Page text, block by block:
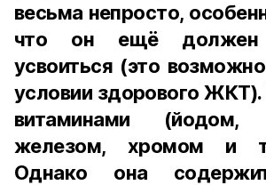
весьма непросто,
что он ещё должен
усвоиться (это
условии здорового ЖКТ).
витаминами (йодом,
железом, хромом и
Однако она